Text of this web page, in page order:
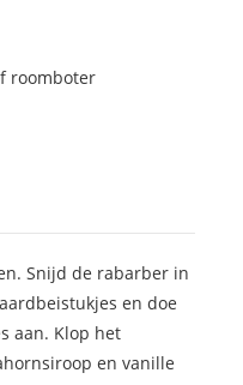
roomboter
Snijd de rabarber in
en doe
aan. Klop het
en vanille